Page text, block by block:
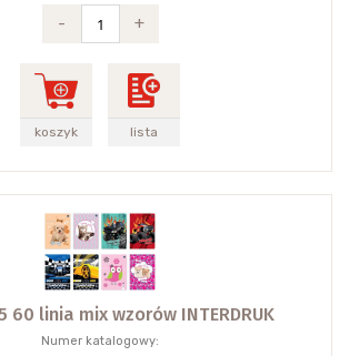
-
+
koszyk lista
60 linia mix wzorów INTERDRUK
Numer katalogowy: